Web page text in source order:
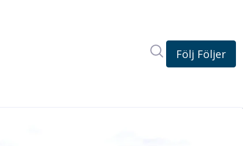
Sök i
Följ Följer